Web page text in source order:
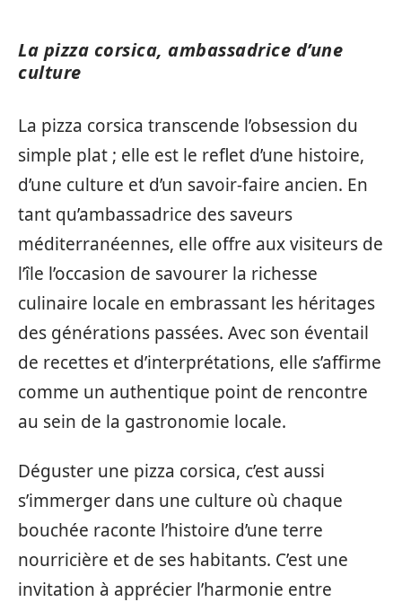
La pizza corsica, ambassadrice d’une
culture
La pizza corsica transcende l’obsession du
simple plat ; elle est le reflet d’une histoire,
d’une culture et d’un savoir-faire ancien. En
tant qu’ambassadrice des saveurs
méditerranéennes, elle offre aux visiteurs de
l’île l’occasion de savourer la richesse
culinaire locale en embrassant les héritages
des générations passées. Avec son éventail
de recettes et d’interprétations, elle s’affirme
comme un authentique point de rencontre
au sein de la gastronomie locale.
Déguster une pizza corsica, c’est aussi
s’immerger dans une culture où chaque
bouchée raconte l’histoire d’une terre
nourricière et de ses habitants. C’est une
invitation à apprécier l’harmonie entre